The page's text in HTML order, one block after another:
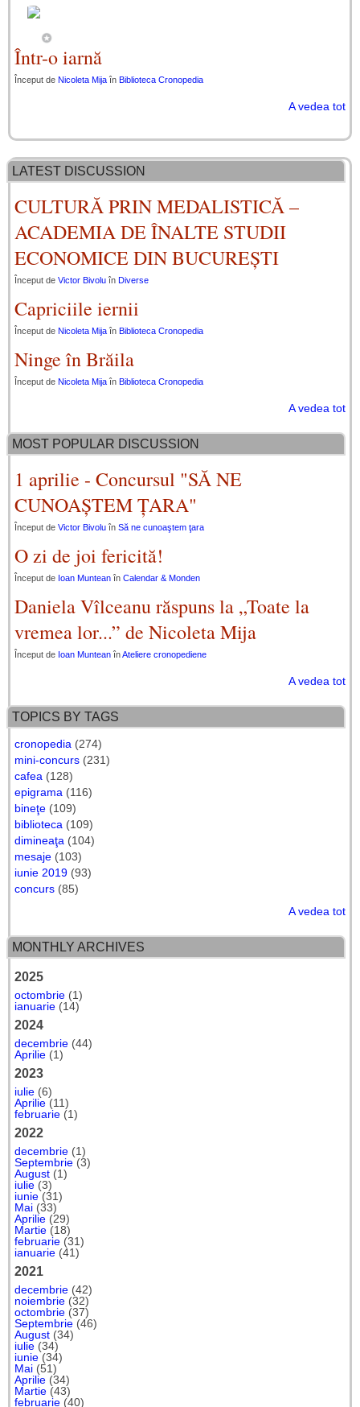
Într-o iarnă
Început de Nicoleta Mija în Biblioteca Cronopedia
A vedea tot
LATEST DISCUSSION
CULTURĂ PRIN MEDALISTICĂ –
ACADEMIA DE ÎNALTE STUDII
ECONOMICE DIN BUCUREȘTI
Început de Victor Bivolu în Diverse
Capriciile iernii
Început de Nicoleta Mija în Biblioteca Cronopedia
Ninge în Brăila
Început de Nicoleta Mija în Biblioteca Cronopedia
A vedea tot
MOST POPULAR DISCUSSION
1 aprilie - Concursul "SĂ NE
CUNOAȘTEM ȚARA"
Început de Victor Bivolu în Să ne cunoaştem ţara
O zi de joi fericită!
Început de Ioan Muntean în Calendar & Monden
Daniela Vîlceanu răspuns la „Toate la
vremea lor...” de Nicoleta Mija
Început de Ioan Muntean înAteliere cronopediene
A vedea tot
TOPICS BY TAGS
cronopedia (274)
mini-concurs (231)
cafea (128)
epigrama (116)
bineţe (109)
biblioteca (109)
dimineaţa (104)
mesaje (103)
iunie 2019 (93)
concurs (85)
A vedea tot
MONTHLY ARCHIVES
2025
octombrie (1)
ianuarie (14)
2024
decembrie (44)
Aprilie (1)
2023
iulie (6)
Aprilie (11)
februarie (1)
2022
decembrie (1)
Septembrie (3)
August (1)
iulie (3)
iunie (31)
Mai (33)
Aprilie (29)
Martie (18)
februarie (31)
ianuarie (41)
2021
decembrie (42)
noiembrie (32)
octombrie (37)
Septembrie (46)
August (34)
iulie (34)
iunie (34)
Mai (51)
Aprilie (34)
Martie (43)
februarie (40)